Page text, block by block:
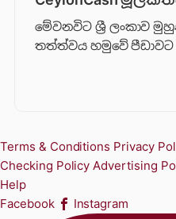
මේවනවිට ශ්‍රී ලංකාව
තත්ත්වය හමුවේ
Terms & Conditions Privacy
Checking Policy Advertising
Help
Facebook
Instagram